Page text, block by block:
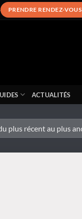
PRENDRE RENDEZ-VOUS
ACTUALITÉS